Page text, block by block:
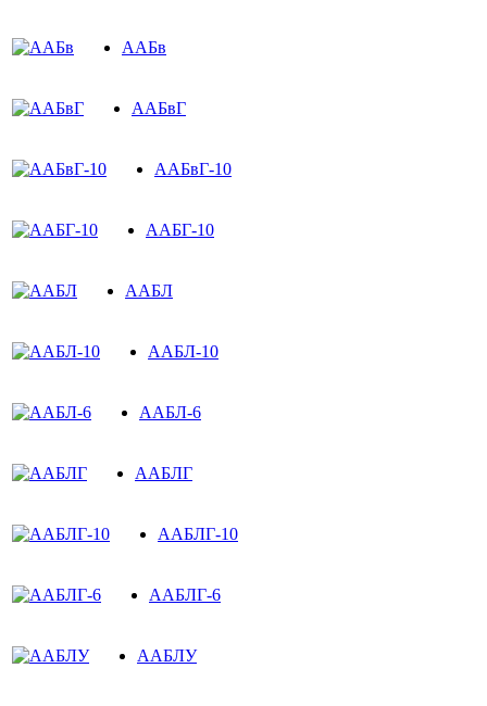
ААБв
ААБвГ
ААБвГ-10
ААБГ-10
ААБЛ
ААБЛ-10
ААБЛ-6
ААБЛГ
ААБЛГ-10
ААБЛГ-6
ААБЛУ